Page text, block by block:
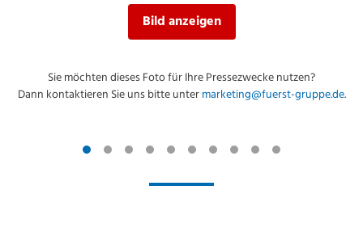
Bild anzeigen
Sie möchten dieses Foto für Ihre Pressezwecke nutzen?
Dann kontaktieren Sie uns bitte untermarketing@fuerst-gruppe.de.